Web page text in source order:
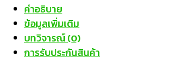
คำอธิบาย
ข้อมูลเพิ่มเติม
บทวิจารณ์ (0)
การรับประกันสินค้า